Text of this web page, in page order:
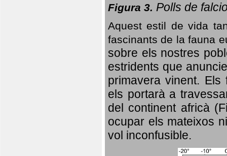
Figura 3. Polls de
Aquest estil de vida
fascinants de la fauna
sobre els nostres
estridents que
primavera vinent. Els
els portarà a
del continent africà
ocupar els mateixos
vol inconfusible.